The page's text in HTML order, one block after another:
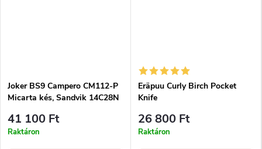
Joker BS9 Campero CM112-P
Micarta kés, Sandvik 14C28N
41 100 Ft
Raktáron
Eräpuu Curly Birch Pocket
Knife
26 800 Ft
Raktáron